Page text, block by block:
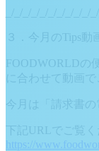
３．今月のTips動画
FOODWORLDの
に合わせて動画で
今月は「請求書の
下記URLでご覧く
https://